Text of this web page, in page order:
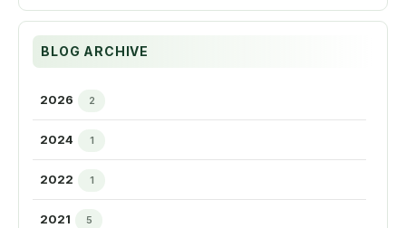
BLOG ARCHIVE
2026 2
2024 1
2022 1
2021 5